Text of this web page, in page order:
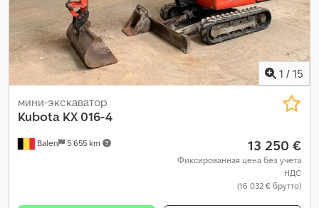
1 / 15
Balen 5 655 km
мини-экскаватор
Kubota KX 016-4
13 250 €
Фиксированная цена без учета
НДС
(16 032 € брутто)